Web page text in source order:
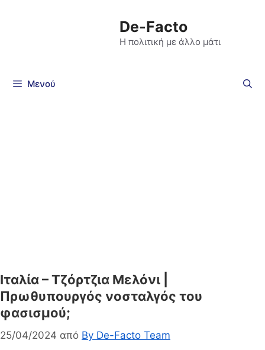
De-Facto
Η πολιτική με άλλο μάτι
Μενού
Ιταλία – Τζόρτζια Μελόνι |
Πρωθυπουργός νοσταλγός του
φασισμού;
25/04/2024 από By De-Facto Team